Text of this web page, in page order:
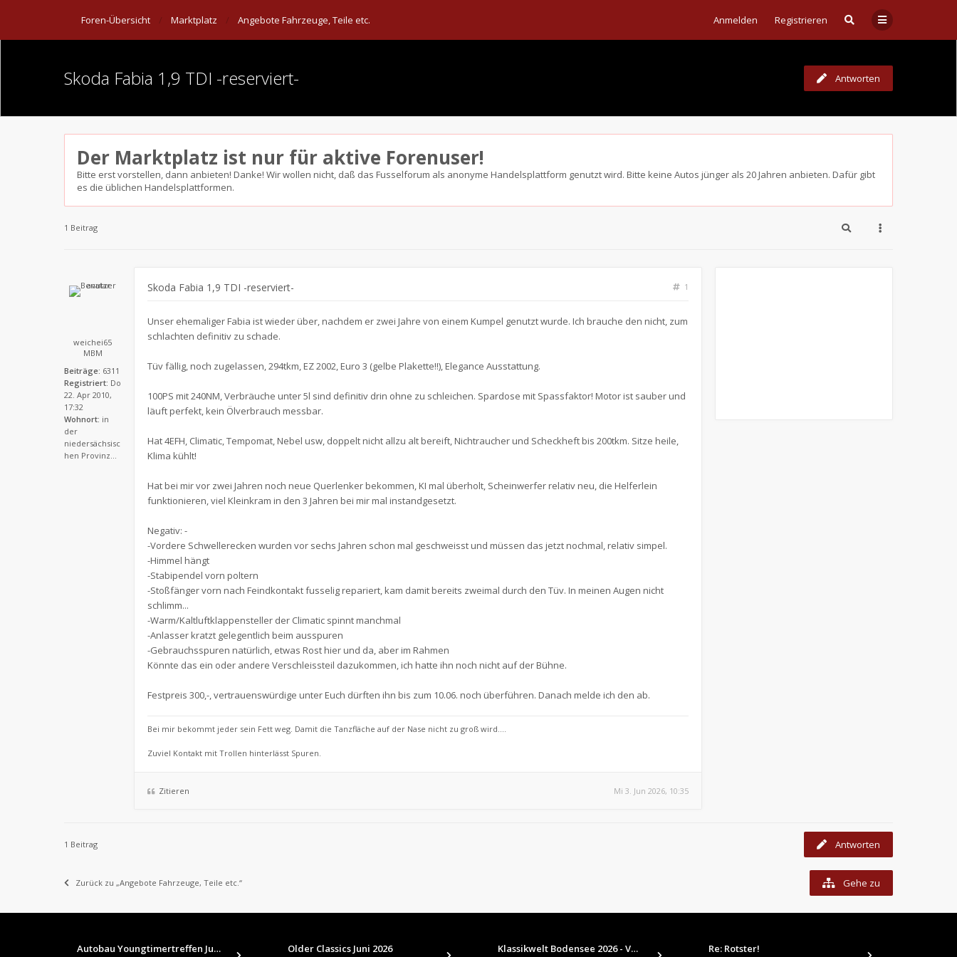
Anmelden Registrieren
Foren-Übersicht Marktplatz Angebote Fahrzeuge, Teile etc.
Skoda Fabia 1,9 TDI -reserviert- Antworten
Der Marktplatz ist nur für aktive Forenuser!
Bitte erst vorstellen, dann anbieten! Danke! Wir wollen nicht, daß das Fusselforum als anonyme Handelsplattform genutzt wird. Bitte keine Autos jünger als 20 Jahren anbieten. Dafür gibt
es die üblichen Handelsplattformen.
1 Beitrag
weichei65
MBM
Beiträge: 6311
Registriert: Do
22. Apr 2010,
17:32
Wohnort: in
der
niedersächsisc
hen Provinz...
Skoda Fabia 1,9 TDI -reserviert- 1
Unser ehemaliger Fabia ist wieder über, nachdem er zwei Jahre von einem Kumpel genutzt wurde. Ich brauche den nicht, zum
schlachten definitiv zu schade.
Tüv fällig, noch zugelassen, 294tkm, EZ 2002, Euro 3 (gelbe Plakette!!), Elegance Ausstattung.
100PS mit 240NM, Verbräuche unter 5l sind definitiv drin ohne zu schleichen. Spardose mit Spassfaktor! Motor ist sauber und
läuft perfekt, kein Ölverbrauch messbar.
Hat 4EFH, Climatic, Tempomat, Nebel usw, doppelt nicht allzu alt bereift, Nichtraucher und Scheckheft bis 200tkm. Sitze heile,
Klima kühlt!
Hat bei mir vor zwei Jahren noch neue Querlenker bekommen, KI mal überholt, Scheinwerfer relativ neu, die Helferlein
funktionieren, viel Kleinkram in den 3 Jahren bei mir mal instandgesetzt.
Negativ: -
-Vordere Schwellerecken wurden vor sechs Jahren schon mal geschweisst und müssen das jetzt nochmal, relativ simpel.
-Himmel hängt
-Stabipendel vorn poltern
-Stoßfänger vorn nach Feindkontakt fusselig repariert, kam damit bereits zweimal durch den Tüv. In meinen Augen nicht
schlimm...
-Warm/Kaltluftklappensteller der Climatic spinnt manchmal
-Anlasser kratzt gelegentlich beim ausspuren
-Gebrauchsspuren natürlich, etwas Rost hier und da, aber im Rahmen
Könnte das ein oder andere Verschleissteil dazukommen, ich hatte ihn noch nicht auf der Bühne.
Festpreis 300,-, vertrauenswürdige unter Euch dürften ihn bis zum 10.06. noch überführen. Danach melde ich den ab.
Bei mir bekommt jeder sein Fett weg. Damit die Tanzfläche auf der Nase nicht zu groß wird....
Zuviel Kontakt mit Trollen hinterlässt Spuren.
Zitieren Mi 3. Jun 2026, 10:35
1 Beitrag Antworten
Zurück zu „Angebote Fahrzeuge, Teile etc.“ Gehe zu
Autobau Youngtimertreffen Jun…
Older Classics Juni 2026
Klassikwelt Bodensee 2026 - V…
Re: Rotster!